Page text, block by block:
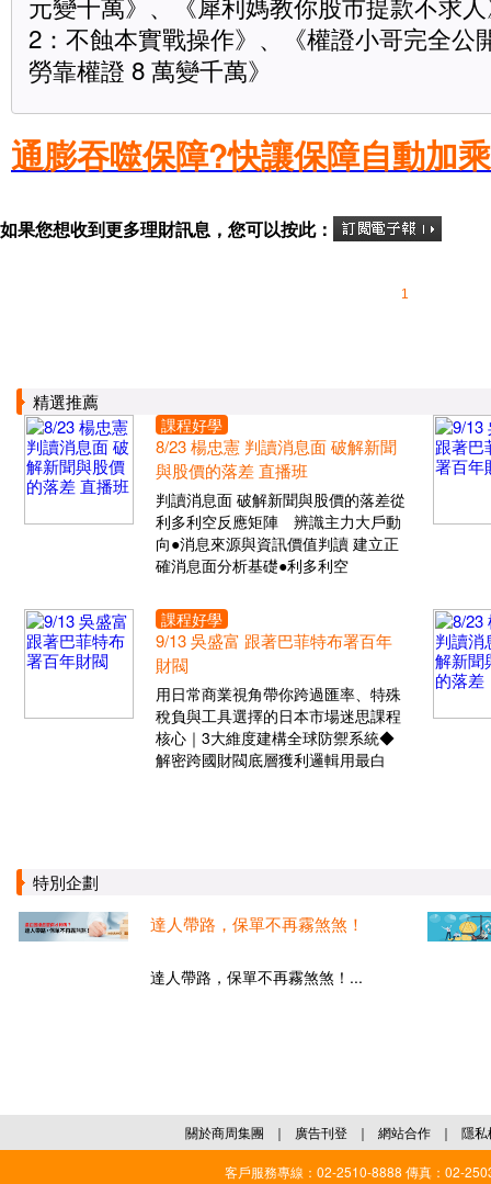
2：不蝕本實戰操作》、《權證小哥完全
勞靠權證 8 萬變千萬》
通膨吞噬保障?快讓保障自動加乘
如果您想收到更多理財訊息，您可以按此：
1
精選推薦
課程好學
8/23 楊忠憲 判讀消息面 破解新聞
與股價的落差 直播班
判讀消息面 破解新聞與股價的落差從
利多利空反應矩陣 辨識主力大戶動
向●消息來源與資訊價值判讀 建立正
確消息面分析基礎●利多利空
課程好學
9/13 吳盛富 跟著巴菲特布署百年
財閥
用日常商業視角帶你跨過匯率、特殊
稅負與工具選擇的日本市場迷思課程
核心｜3大維度建構全球防禦系統◆
解密跨國財閥底層獲利邏輯用最白
特別企劃
達人帶路，保單不再霧煞煞！
達人帶路，保單不再霧煞煞！...
關於商周集團 ｜ 廣告刊登 ｜ 網站合作 ｜ 隱私
客戶服務專線：02-2510-8888 傳真：02-